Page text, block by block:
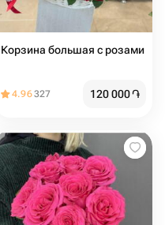
Корзина большая с розами
4.96327 120 000֏